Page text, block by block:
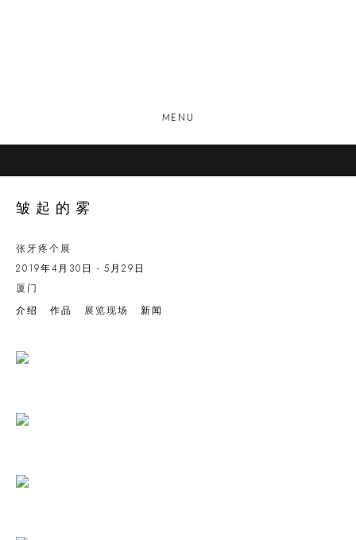
MENU
皱起的雾
张牙疼个展
2019年4月30日 - 5月29日
厦门
介绍
作品 展览现场 新闻